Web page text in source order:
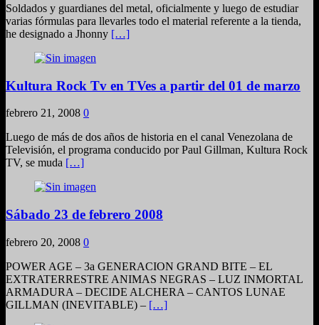
Soldados y guardianes del metal, oficialmente y luego de estudiar
varias fórmulas para llevarles todo el material referente a la tienda,
he designado a Jhonny […]
Kultura Rock Tv en TVes a partir del 01 de marzo
febrero 21, 2008 0
Luego de más de dos años de historia en el canal Venezolana de
Televisión, el programa conducido por Paul Gillman, Kultura Rock
TV, se muda […]
Sábado 23 de febrero 2008
febrero 20, 2008 0
POWER AGE – 3a GENERACION GRAND BITE – EL
EXTRATERRESTRE ANIMAS NEGRAS – LUZ INMORTAL
ARMADURA – DECIDE ALCHERA – CANTOS LUNAE
GILLMAN (INEVITABLE) – […]